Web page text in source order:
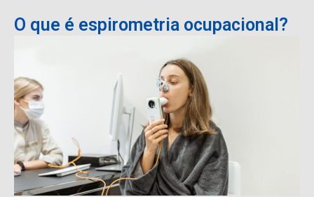
O que é espirometria ocupacional?